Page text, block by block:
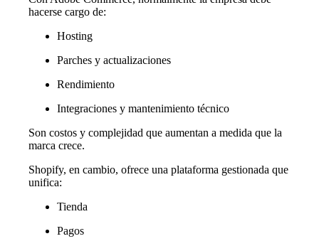
hacerse cargo de:
Hosting
Parches y actualizaciones
Rendimiento
Integraciones y mantenimiento técnico
Son costos y complejidad que aumentan a medida que la
marca crece.
Shopify, en cambio, ofrece una plataforma gestionada que
unifica:
Tienda
Pagos